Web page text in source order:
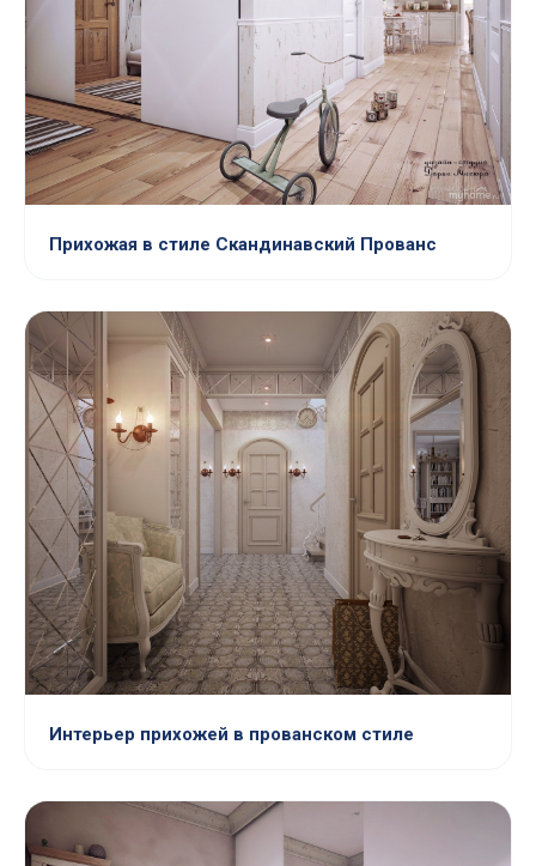
Прихожая в стиле Скандинавский Прованс
Интерьер прихожей в прованском стиле